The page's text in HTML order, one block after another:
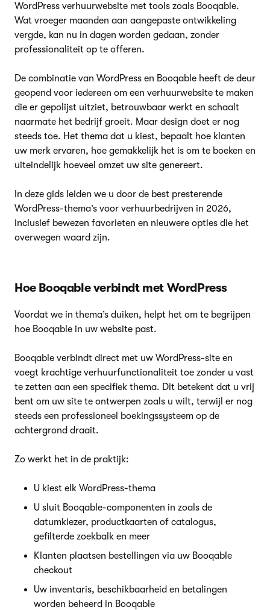
WordPress verhuurwebsite met tools zoals Booqable.
Wat vroeger maanden aan aangepaste ontwikkeling
vergde, kan nu in dagen worden gedaan, zonder
professionaliteit op te offeren.
De combinatie van WordPress en Booqable heeft de deur
geopend voor iedereen om een verhuurwebsite te maken
die er gepolijst uitziet, betrouwbaar werkt en schaalt
naarmate het bedrijf groeit. Maar design doet er nog
steeds toe. Het thema dat u kiest, bepaalt hoe klanten
uw merk ervaren, hoe gemakkelijk het is om te boeken en
uiteindelijk hoeveel omzet uw site genereert.
In deze gids leiden we u door de best presterende
WordPress-thema’s voor verhuurbedrijven in 2026,
inclusief bewezen favorieten en nieuwere opties die het
overwegen waard zijn.
Hoe Booqable verbindt met WordPress
Voordat we in thema’s duiken, helpt het om te begrijpen
hoe Booqable in uw website past.
Booqable verbindt direct met uw WordPress-site en
voegt krachtige verhuurfunctionaliteit toe zonder u vast
te zetten aan een specifiek thema. Dit betekent dat u vrij
bent om uw site te ontwerpen zoals u wilt, terwijl er nog
steeds een professioneel boekingssysteem op de
achtergrond draait.
Zo werkt het in de praktijk:
U kiest elk WordPress-thema
U sluit Booqable-componenten in zoals de
datumkiezer, productkaarten of catalogus,
gefilterde zoekbalk en meer
Klanten plaatsen bestellingen via uw Booqable
checkout
Uw inventaris, beschikbaarheid en betalingen
worden beheerd in Booqable